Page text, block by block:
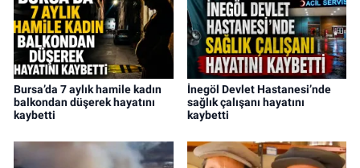
Bursa’da 7 aylık hamile kadın
balkondan düşerek hayatını
kaybetti
İnegöl Devlet Hastanesi’nde
sağlık çalışanı hayatını
kaybetti